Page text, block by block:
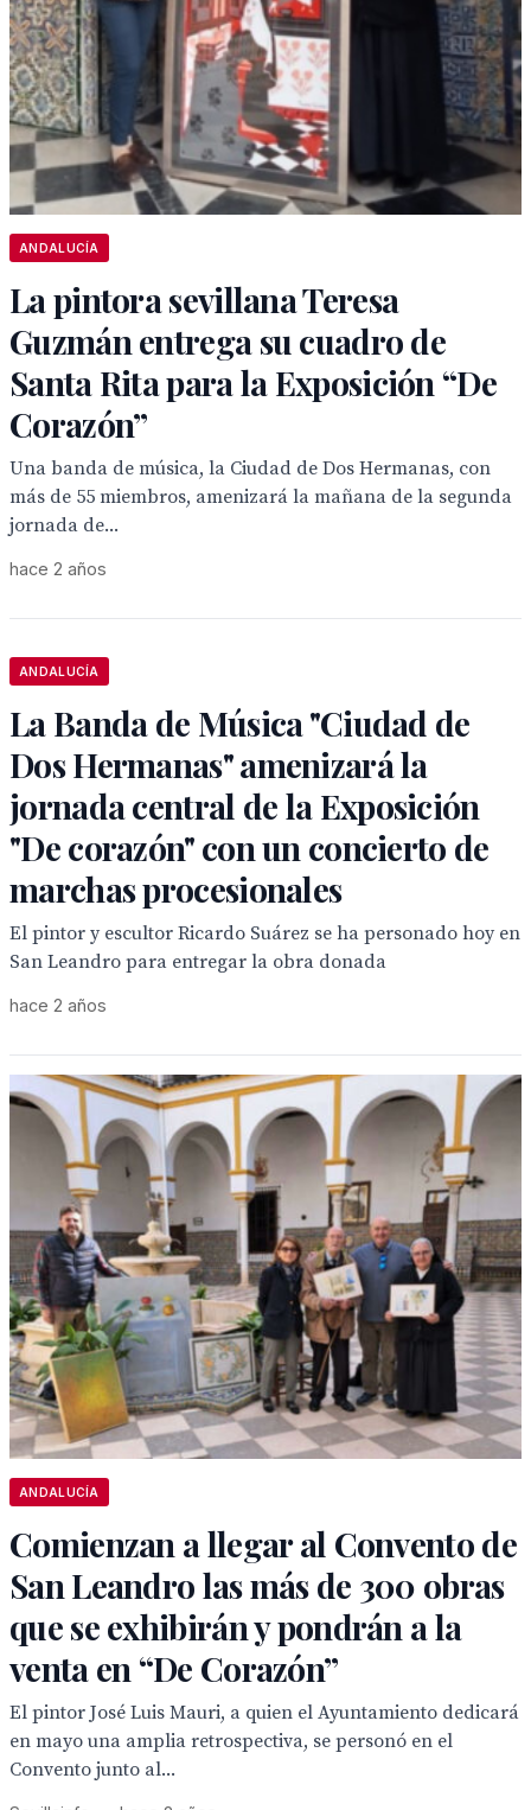
ANDALUCÍA
La pintora sevillana Teresa
Guzmán entrega su cuadro de
Santa Rita para la Exposición “De
Corazón”
Una banda de música, la Ciudad de Dos Hermanas, con
más de 55 miembros, amenizará la mañana de la segunda
jornada de...
hace 2 años
ANDALUCÍA
La Banda de Música "Ciudad de
Dos Hermanas" amenizará la
jornada central de la Exposición
"De corazón" con un concierto de
marchas procesionales
El pintor y escultor Ricardo Suárez se ha personado hoy en
San Leandro para entregar la obra donada
hace 2 años
ANDALUCÍA
Comienzan a llegar al Convento de
San Leandro las más de 300 obras
que se exhibirán y pondrán a la
venta en “De Corazón”
El pintor José Luis Mauri, a quien el Ayuntamiento dedicará
en mayo una amplia retrospectiva, se personó en el
Convento junto al...